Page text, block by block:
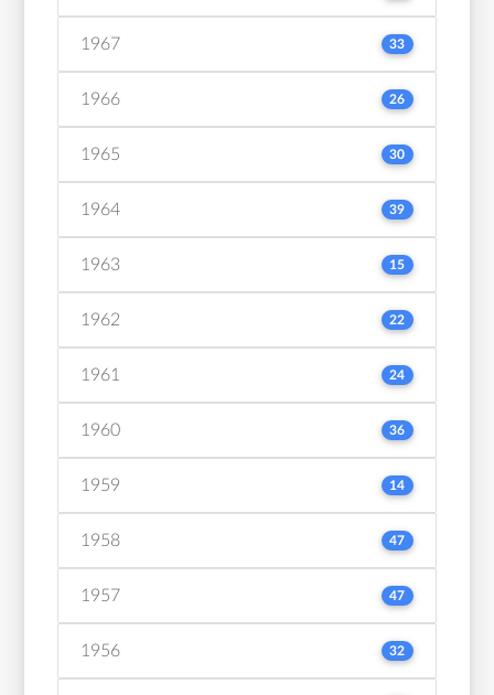
1967 33
1966 26
1965 30
1964 39
1963 15
1962 22
1961 24
1960 36
1959 14
1958 47
1957 47
1956 32